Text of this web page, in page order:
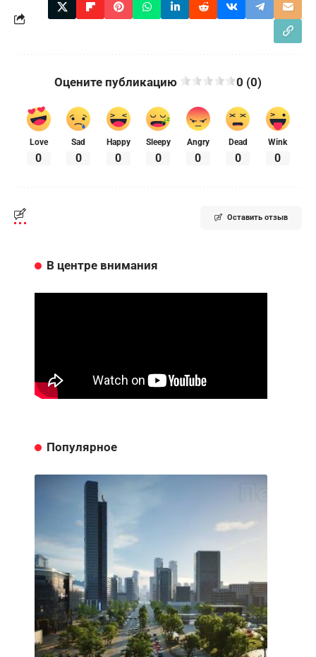
Оцените публикацию 0 (0)
Love
0
Sad
0
Happy
0
Sleepy
0
Angry
0
Dead
0
Wink
0
Оставить отзыв
В центре внимания
Популярное